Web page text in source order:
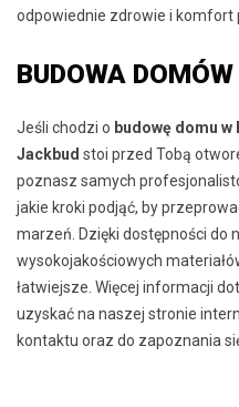
odpowiednie zdrowie i komfort
BUDOWA
Jeśli chodzi o budowę domu w
Jackbud stoi przed Tobą
poznasz samych
jakie kroki podjąć, by
marzeń. Dzięki dostępności do
wysokojakościowych
łatwiejsze. Więcej informacji
uzyskać na naszej stronie
kontaktu oraz do zapoznania